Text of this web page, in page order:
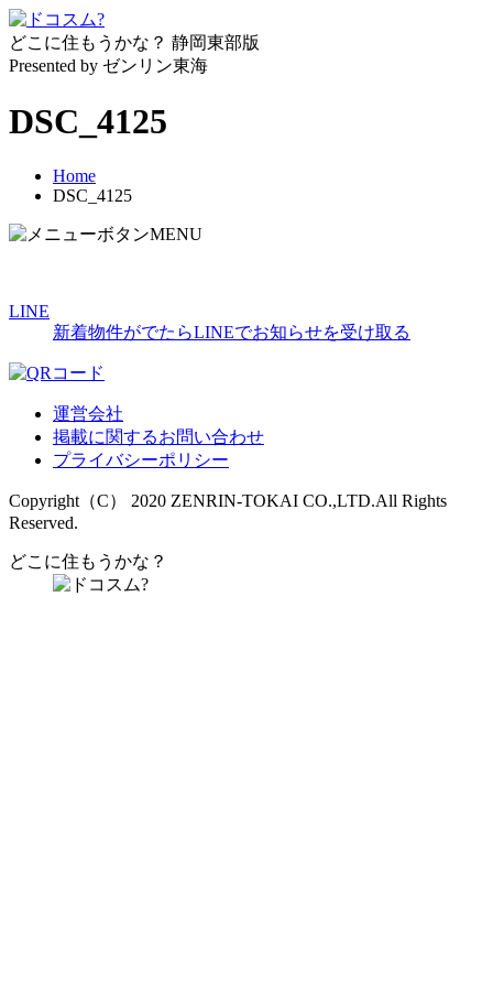
どこに住もうかな？ 静岡東部版
Presented by ゼンリン東海
DSC_4125
Home
DSC_4125
MENU
LINE
新着物件がでたらLINEでお知らせを受け取る
運営会社
掲載に関するお問い合わせ
プライバシーポリシー
Copyright（C） 2020 ZENRIN-TOKAI CO.,LTD.All Rights
Reserved.
どこに住もうかな？